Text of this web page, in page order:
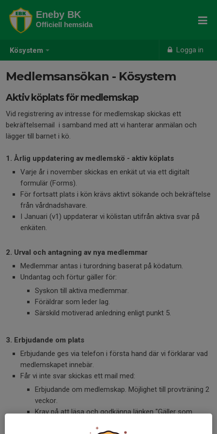
Kösystem Logga in
Eneby BK
Officiell hemsida
Medlemsansökan - Kösystem
Aktiv köplats för medlemskap
Vid registrering av intresse för medlemskap skickas ett
bekräftelsemail i samband med att vi hanterar anmälan och
lägger till barnet i kö.
1. Årlig uppdatering av medlemskö - aktiv köplats
Varje år i november skickas en enkät ut via ett digitalt
formulär (Forms).
För fortsatt plats i kön krävs aktivt sökande och bekräftelse
från vårdnadshavare.
I Januari (v1) uppdaterar vi kölistan utifrån aktiva svar på
enkäten.
2. Urval och antagning av nya medlemmar
Medlemmar antas i turordning baserat på ködatum.
Undantag och förtur gäller för:
Syskon till aktiva medlemmar.
Föräldrar som leder lag.
Särskild motiverad anledning enligt punkt 5.
3. Erbjudande om plats
Erbjudande ges via telefon i första hand där vi förklarar vad
medlemskapet innebär.
Får vi inte svar skickas ett mail med:
Erbjudande om medlemskap. Möjlighet till provträning 2
veckor.
Krav på att läsa och godkänna länken "Gäller som